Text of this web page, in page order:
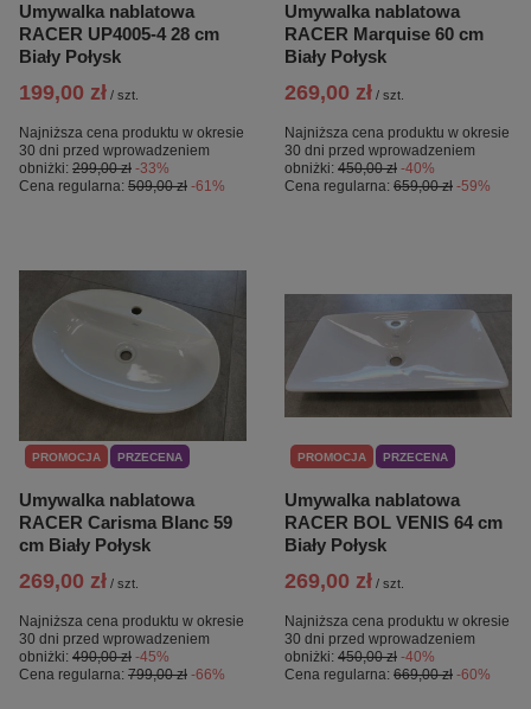
Umywalka nablatowa
RACER UP4005-4 28 cm
Biały Połysk
199,00 zł / szt.
Najniższa cena produktu w okresie
30 dni przed wprowadzeniem
obniżki: 299,00 zł -33%
Cena regularna: 509,00 zł -61%
Umywalka nablatowa
RACER Marquise 60 cm
Biały Połysk
269,00 zł / szt.
Najniższa cena produktu w okresie
30 dni przed wprowadzeniem
obniżki: 450,00 zł -40%
Cena regularna: 659,00 zł -59%
PROMOCJA PRZECENA
Umywalka nablatowa
RACER Carisma Blanc 59
cm Biały Połysk
269,00 zł / szt.
Najniższa cena produktu w okresie
30 dni przed wprowadzeniem
obniżki: 490,00 zł -45%
Cena regularna: 799,00 zł -66%
PROMOCJA PRZECENA
Umywalka nablatowa
RACER BOL VENIS 64 cm
Biały Połysk
269,00 zł / szt.
Najniższa cena produktu w okresie
30 dni przed wprowadzeniem
obniżki: 450,00 zł -40%
Cena regularna: 669,00 zł -60%